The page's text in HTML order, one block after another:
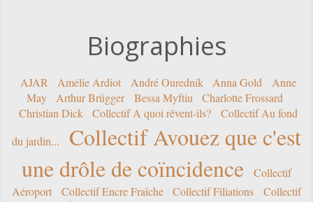
Biographies
AJAR Amélie Ardiot André Ourednik Anna Gold
Anne
May
Arthur Brügger Bessa Myftiu
Charlotte Frossard
Christian Dick
Collectif A quoi rêvent-ils?
Collectif Au fond
du jardin...
Collectif Avouez que c'est
une drôle de coïncidence
Collectif
Aéroport
Collectif Encre Fraîche Collectif Filiations
Collectif